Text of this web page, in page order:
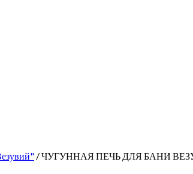
/ ЧУГУННАЯ ПЕЧЬ ДЛЯ БАНИ